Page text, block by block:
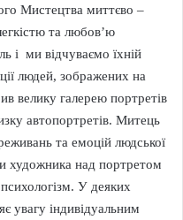
Мистецтва миттєво –
та любов’ю
і ми відчуваємо їхній
людей, зображених на
велику галерею портретів
автопортретів. Митець
та емоцій людської
художника над портретом
У деяких
увагу індивідуальним